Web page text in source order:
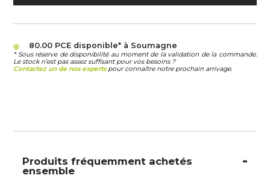
80.00 PCEdisponible* à Soumagne
* Sous réserve de disponibilité au moment de la validation de la commande.
Le stock n’est pas assez suffisant pour vos besoins ?
Contactez un de nos expertspour connaître notre prochain arrivage.
Produits fréquemment achetés
ensemble